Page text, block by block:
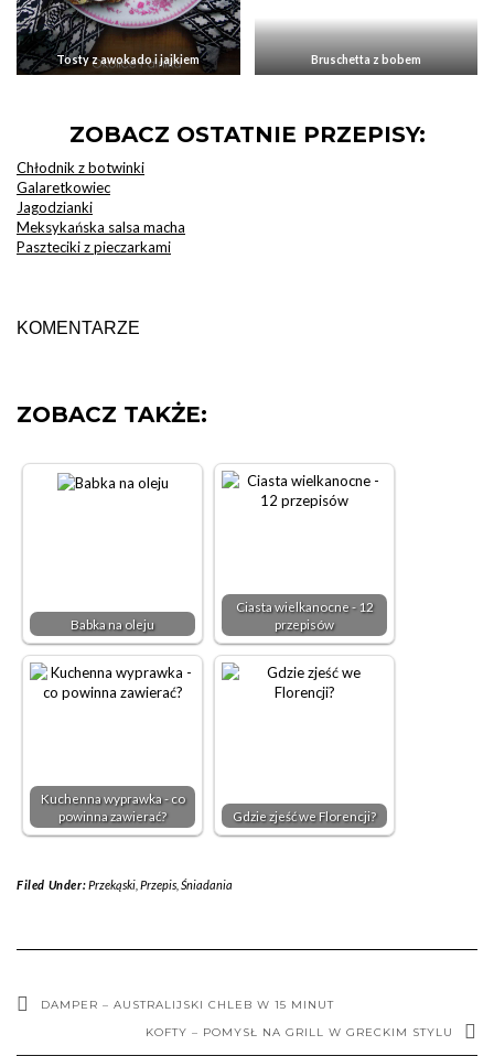
Tosty z awokado i jajkiem Bruschetta z bobem
ZOBACZ OSTATNIE PRZEPISY:
Chłodnik z botwinki
Galaretkowiec
Jagodzianki
Meksykańska salsa macha
Paszteciki z pieczarkami
KOMENTARZE
ZOBACZ TAKŻE:
Babka na oleju
Ciasta wielkanocne - 12
przepisów
Kuchenna wyprawka - co
powinna zawierać?
Gdzie zjeść we Florencji?
Filed Under:Przekąski, Przepis, Śniadania
DAMPER – AUSTRALIJSKI CHLEB W 15 MINUT
KOFTY – POMYSŁ NA GRILL W GRECKIM STYLU